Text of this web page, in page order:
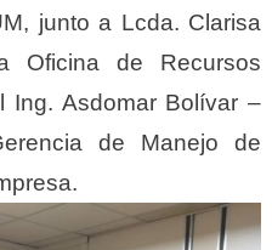
junto a Lcda. Clarisa
Oficina de Recursos
Ing. Asdomar Bolívar –
de Manejo de